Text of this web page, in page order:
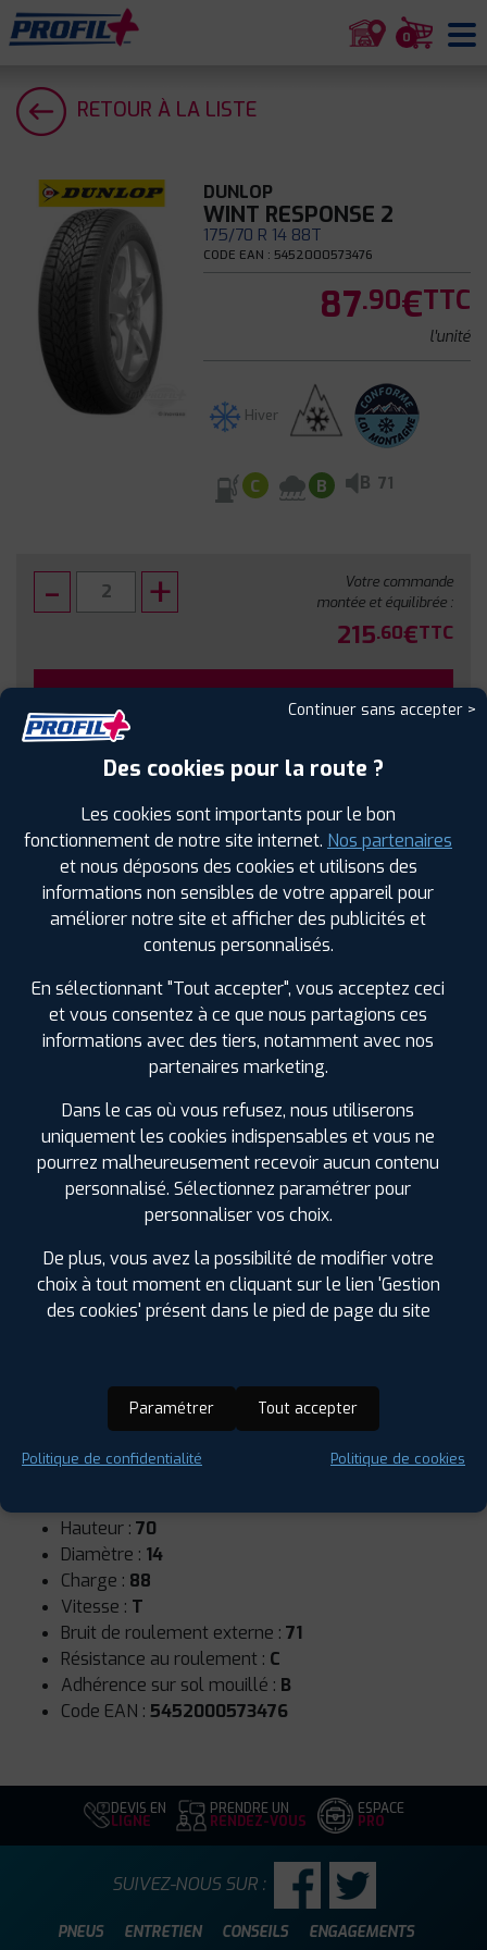
0
RETOUR À LA LISTE
DUNLOP
WINT RESPONSE 2
175/70 R 14 88T
CODE EAN : 5452000573476
87.90€TTC
l'unité
Hiver
C B B 71
Votre commande
montée et équilibrée :
215.60€TTC
Sous réserve de disponibilité en agence
SPÉCIFICATIONS AVIS CLIENTS ÉTIQUETAGE
Saison :
Hiver
Hauteur : 70
Diamètre : 14
Charge : 88
Vitesse : T
Bruit de roulement externe : 71
Résistance au roulement : C
Adhérence sur sol mouillé : B
Code EAN : 5452000573476
DEVIS EN
LIGNE
PRENDRE UN
RENDEZ-VOUS
ESPACE
PRO
PNEUS ENTRETIEN CONSEILS ENGAGEMENTS
SUIVEZ-NOUS SUR :
Continuer sans accepter >
Des cookies pour la route ?
Les cookies sont importants pour le bon
fonctionnement de notre site internet. Nos partenaires
et nous déposons des cookies et utilisons des
informations non sensibles de votre appareil pour
améliorer notre site et afficher des publicités et
contenus personnalisés.
En sélectionnant "Tout accepter", vous acceptez ceci
et vous consentez à ce que nous partagions ces
informations avec des tiers, notamment avec nos
partenaires marketing.
Dans le cas où vous refusez, nous utiliserons
uniquement les cookies indispensables et vous ne
pourrez malheureusement recevoir aucun contenu
personnalisé. Sélectionnez paramétrer pour
personnaliser vos choix.
De plus, vous avez la possibilité de modifier votre
choix à tout moment en cliquant sur le lien 'Gestion
des cookies' présent dans le pied de page du site
Paramétrer Tout accepter
Politique de confidentialité Politique de cookies